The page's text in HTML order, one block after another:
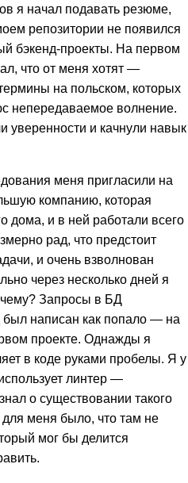
я начал подавать резюме,
репозитории не появился
бэкенд-проекты. На первом
что от меня хотят —
на польском, которых
непередаваемое волнение.
уверенности и качнули навык
меня пригласили на
компанию, которая
дома, и в ней работали всего
рад, что предстоит
и очень взволнован
через несколько дней я
Запросы в БД
был написан как попало — на
проекте. Однажды я
в коде руками пробелы. Я у
линтер —
о существовании такого
меня было, что там не
мог бы делится